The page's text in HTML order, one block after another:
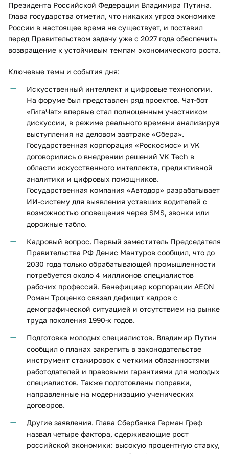
Президента Российской Федерации Владимира Путина.
Глава государства отметил, что никаких угроз экономике
России в настоящее время не существует, и поставил
перед Правительством задачу уже с 2027 года обеспечить
возвращение к устойчивым темпам экономического роста.
Ключевые темы и события дня:
Искусственный интеллект и цифровые технологии.
На форуме был представлен ряд проектов. Чат-бот
«ГигаЧат» впервые стал полноценным участником
дискуссии, в режиме реального времени анализируя
выступления на деловом завтраке «Сбера».
Государственная корпорация «Роскосмос» и VK
договорились о внедрении решений VK Tech в
области искусственного интеллекта, предиктивной
аналитики и цифровых помощников.
Государственная компания «Автодор» разрабатывает
ИИ-систему для выявления уставших водителей с
возможностью оповещения через SMS, звонки или
дорожные табло.
Кадровый вопрос. Первый заместитель Председателя
Правительства РФ Денис Мантуров сообщил, что до
2030 года только обрабатывающей промышленности
потребуется около 4 миллионов специалистов
рабочих профессий. Бенефициар корпорации AEON
Роман Троценко связал дефицит кадров с
демографической ситуацией и отсутствием на рынке
труда поколения 1990-х годов.
Подготовка молодых специалистов. Владимир Путин
сообщил о планах закрепить в законодательстве
инструмент стажировок с четкими обязанностями
работодателей и правовыми гарантиями для молодых
специалистов. Также подготовлены поправки,
направленные на модернизацию ученических
договоров.
Другие заявления. Глава Сбербанка Герман Греф
назвал четыре фактора, сдерживающие рост
российской экономики: высокую процентную ставку,